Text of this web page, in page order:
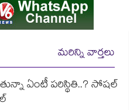
మరిన్ని వార్తలు
ఏంటీ పరిస్థితి..? సోషల్